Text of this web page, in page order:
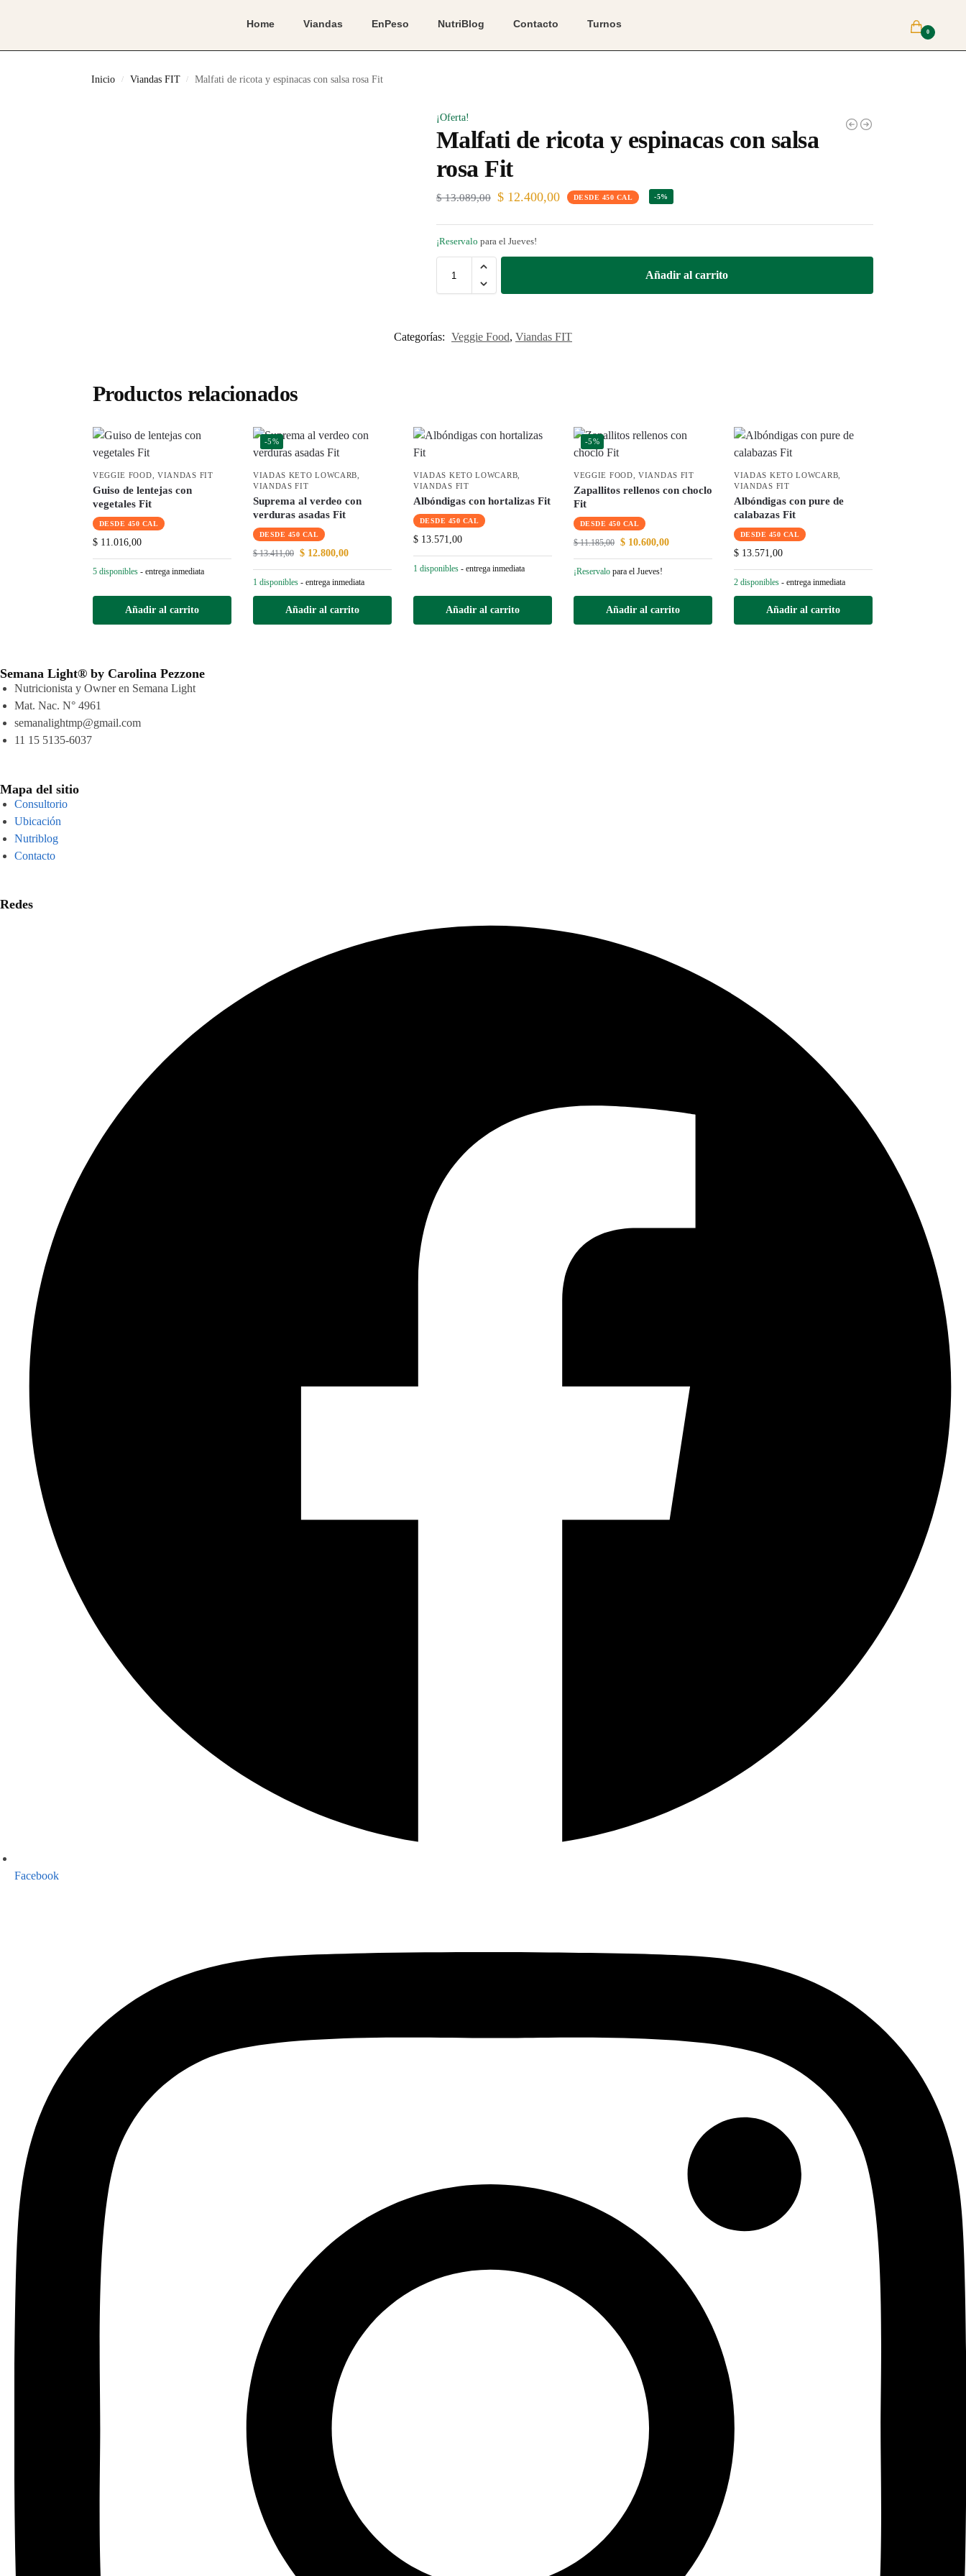
Home Viandas EnPeso NutriBlog Contacto Turnos
0
Inicio / Viandas FIT / Malfati de ricota y espinacas con salsa rosa Fit
¡Oferta!
Malfati de ricota y espinacas con salsa
rosa Fit
DESDE 450 CAL
$13.089,00 $12.400,00 -5%
¡Reservalo para el Jueves!
Añadir al carrito
Categorías: Veggie Food, Viandas FIT
Productos relacionados
VEGGIE FOOD VIANDAS FIT
Guiso de lentejas con
vegetales Fit
DESDE 450 CAL
$11.016,00
5 disponibles- entrega inmediata
Añadir al carrito
-5%
VIADAS KETO LOWCARB
VIANDAS FIT
Suprema al verdeo con
verduras asadas Fit
DESDE 450 CAL
$13.411,00 $12.800,00
1 disponibles- entrega inmediata
Añadir al carrito
VIADAS KETO LOWCARB
VIANDAS FIT
Albóndigas con hortalizas Fit
DESDE 450 CAL
$13.571,00
1 disponibles- entrega inmediata
Añadir al carrito
-5%
VEGGIE FOOD ,VIANDAS FIT
Zapallitos rellenos con choclo
Fit
DESDE 450 CAL
$11.185,00 $10.600,00
¡Reservalopara el Jueves!
Añadir al carrito
VIADAS KETO LOWCARB
VIANDAS FIT
Albóndigas con pure de
calabazas Fit
DESDE 450 CAL
$13.571,00
2 disponibles- entrega inmediata
Añadir al carrito
Semana Light® by Carolina Pezzone
Nutricionista y Owner en Semana Light
Mat. Nac. N° 4961
semanalightmp@gmail.com
11 15 5135-6037
Mapa del sitio
Consultorio
Ubicación
Nutriblog
Contacto
Redes
Facebook